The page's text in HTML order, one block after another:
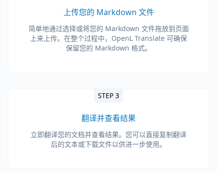
上传您的 Markdown 文件
简单地通过选择或将您的 Markdown 文件拖放到页面
上来上传。在整个过程中，OpenL Translate 可确保
保留您的 Markdown 格式。
STEP 3
翻译并查看结果
立即翻译您的文档并查看结果。您可以直接复制翻译
后的文本或下载文件以供进一步使用。